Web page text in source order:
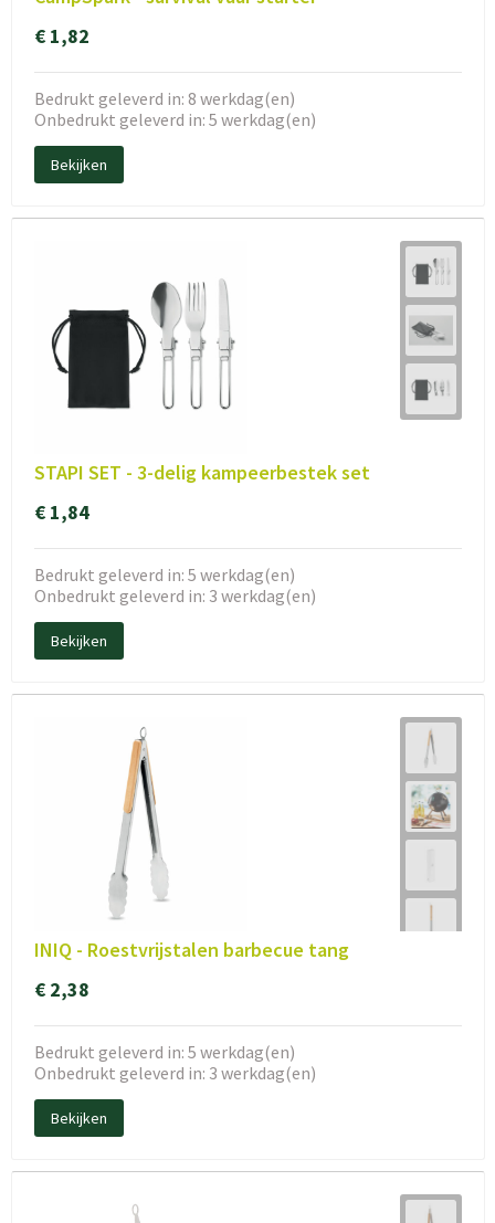
€ 1,82
Bedrukt geleverd in: 8 werkdag(en)
Onbedrukt geleverd in: 5 werkdag(en)
Bekijken
STAPI SET - 3-delig kampeerbestek set
€ 1,84
Bedrukt geleverd in: 5 werkdag(en)
Onbedrukt geleverd in: 3 werkdag(en)
Bekijken
INIQ - Roestvrijstalen barbecue tang
€ 2,38
Bedrukt geleverd in: 5 werkdag(en)
Onbedrukt geleverd in: 3 werkdag(en)
Bekijken